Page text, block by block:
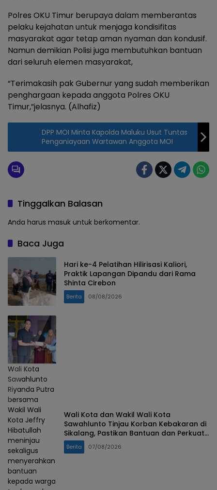
Polres OKU Timur berupaya dalam memberantas
pelaku kejahatan untuk menjaga kondisifitas
masyarakat agar tetap aman nyaman dan kondusif.
Namun demikian Polisi juga membutuhkan bantuan
dari seluruh elemen masyarakat,
“Terimakasih pak Gubernur yang sudah memberikan
penghargaan kepada anggota Polres OKU
Timur,”jelasnya. (Alhafiz)
DPP MOI Minta Kapolda Maluku Usut Tuntas
Penganiayaan Wartawan Anggota MOI
Tinggalkan Balasan
Anda harus masuk untuk berkomentar.
Baca Juga
Hari ke-4 Pelatihan Hilirisasi Kaliori,
Praktik Lapangan Dipandu dari Rama
Shinta Cirebon
Berita 08/08/2026
Wali Kota
Sawahlunto
Riyanda Putra
bersama
Wakil Wali
Kota Jeffry
Hibatullah
meninjau
sekaligus
menyerahkan
bantuan
kepada warga
Wali Kota dan Wakil Wali Kota
Sawahlunto Tinjau Korban Kebakaran di
Sikalang, Pastikan Bantuan dan Perkuat
Mitigasi Bencana
Berita 07/08/2026